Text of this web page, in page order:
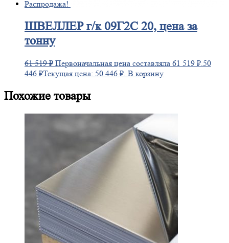
Распродажа!
ШВЕЛЛЕРг/к 09Г2С 20, цена за
тонну
61 519₽ Первоначальная цена составляла 61 519 ₽. 50
446 ₽Текущая цена: 50 446 ₽. В корзину
Похожие товары